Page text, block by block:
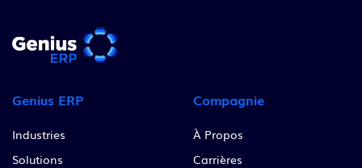
Genius ERP
Industries
Solutions
Compagnie
À Propos
Carrières